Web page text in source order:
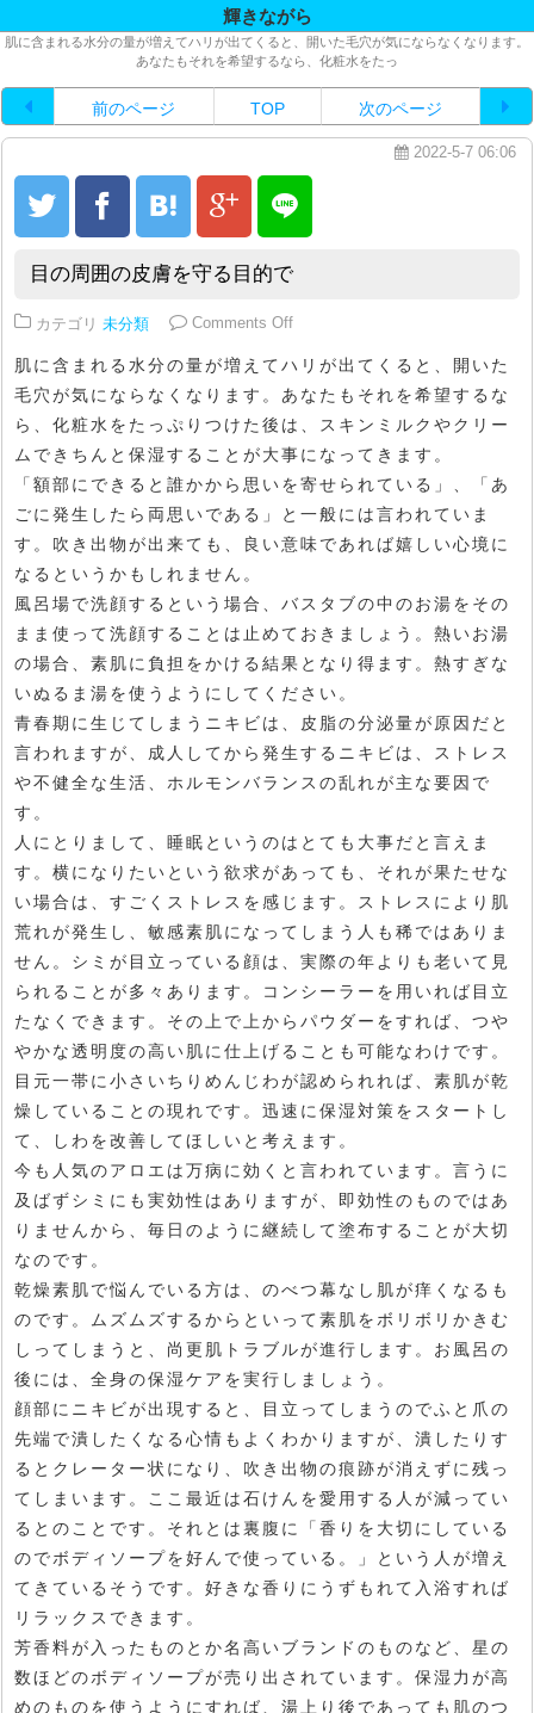
輝きながら
肌に含まれる水分の量が増えてハリが出てくると、開いた毛穴が気にならなくなります。
あなたもそれを希望するなら、化粧水をたっ
前のページ TOP 次のページ
2022-5-7 06:06
目の周囲の皮膚を守る目的で
カテゴリ 未分類 Comments Offon 目の周囲の皮膚を守る目的で
肌に含まれる水分の量が増えてハリが出てくると、開いた
毛穴が気にならなくなります。あなたもそれを希望するな
ら、化粧水をたっぷりつけた後は、スキンミルクやクリー
ムできちんと保湿することが大事になってきます。
「額部にできると誰かから思いを寄せられている」、「あ
ごに発生したら両思いである」と一般には言われていま
す。吹き出物が出来ても、良い意味であれば嬉しい心境に
なるというかもしれません。
風呂場で洗顔するという場合、バスタブの中のお湯をその
まま使って洗顔することは止めておきましょう。熱いお湯
の場合、素肌に負担をかける結果となり得ます。熱すぎな
いぬるま湯を使うようにしてください。
青春期に生じてしまうニキビは、皮脂の分泌量が原因だと
言われますが、成人してから発生するニキビは、ストレス
や不健全な生活、ホルモンバランスの乱れが主な要因で
す。
人にとりまして、睡眠というのはとても大事だと言えま
す。横になりたいという欲求があっても、それが果たせな
い場合は、すごくストレスを感じます。ストレスにより肌
荒れが発生し、敏感素肌になってしまう人も稀ではありま
せん。シミが目立っている顔は、実際の年よりも老いて見
られることが多々あります。コンシーラーを用いれば目立
たなくできます。その上で上からパウダーをすれば、つや
やかな透明度の高い肌に仕上げることも可能なわけです。
目元一帯に小さいちりめんじわが認められれば、素肌が乾
燥していることの現れです。迅速に保湿対策をスタートし
て、しわを改善してほしいと考えます。
今も人気のアロエは万病に効くと言われています。言うに
及ばずシミにも実効性はありますが、即効性のものではあ
りませんから、毎日のように継続して塗布することが大切
なのです。
乾燥素肌で悩んでいる方は、のべつ幕なし肌が痒くなるも
のです。ムズムズするからといって素肌をボリボリかきむ
しってしまうと、尚更肌トラブルが進行します。お風呂の
後には、全身の保湿ケアを実行しましょう。
顔部にニキビが出現すると、目立ってしまうのでふと爪の
先端で潰したくなる心情もよくわかりますが、潰したりす
るとクレーター状になり、吹き出物の痕跡が消えずに残っ
てしまいます。ここ最近は石けんを愛用する人が減ってい
るとのことです。それとは裏腹に「香りを大切にしている
のでボディソープを好んで使っている。」という人が増え
てきているそうです。好きな香りにうずもれて入浴すれば
リラックスできます。
芳香料が入ったものとか名高いブランドのものなど、星の
数ほどのボディソープが売り出されています。保湿力が高
めのものを使うようにすれば、湯上り後であっても肌のつ